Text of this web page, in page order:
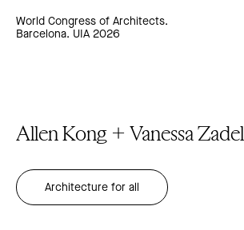
World Congress of Architects.
Barcelona. UIA 2026
Allen Kong + Vanessa Zadel
Architecture for all